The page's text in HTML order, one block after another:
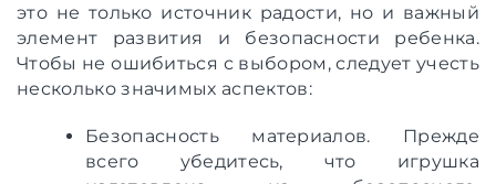
это не только источник радости, но и важный
элемент развития и безопасности ребенка.
Чтобы не ошибиться с выбором, следует учесть
несколько значимых аспектов:
Безопасность материалов. Прежде
всего убедитесь, что игрушка